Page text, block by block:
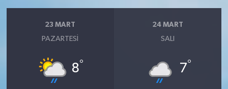
23 MART
PAZARTESI
8°
24 MART
SALI
7°